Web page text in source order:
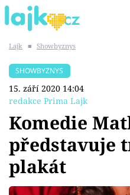
SHOPAHOLICADEL
Témata
Showbyznys
Lajk ■ Showbyznys
SHOWBYZNYS
15. září 2020 14:04
redakce Prima Lajk
Komedie
představuje
plakát